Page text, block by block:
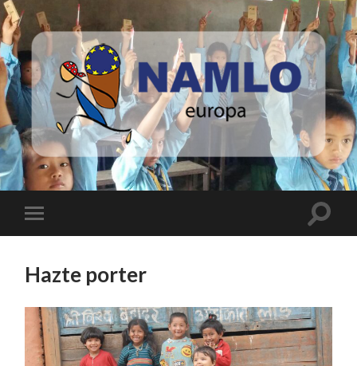
Namlo
Europa
Toggle
mobile
Toggle
Hazte porter